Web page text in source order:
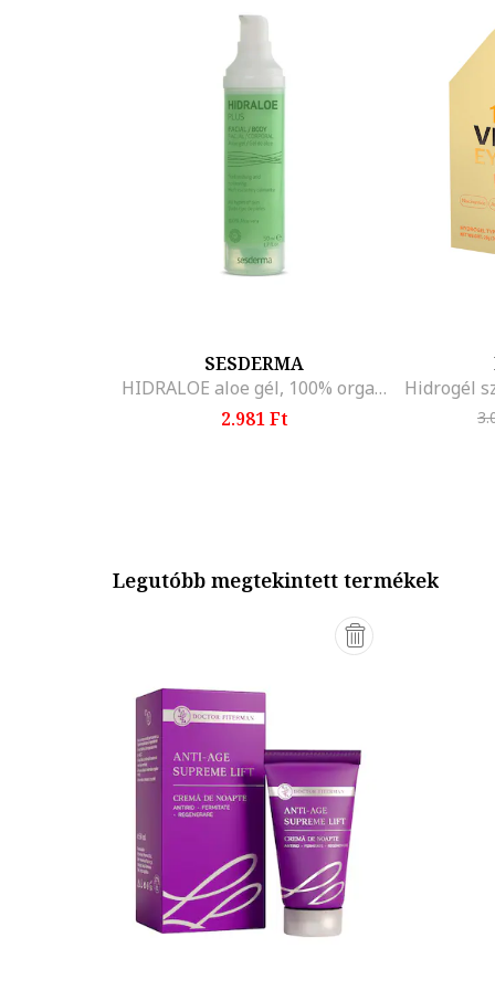
tökéletesen felszívódnak a bőrben, és pótolják az
Az olyan összetevők, mint a
,
bőrbe, hosszú ideig hidratálva és puhává téve azt.
Ingredinte precumesterii de Jojoba
confera
hidratata si catifelata pentru un timp indelungat.
SESDERMA
HIDRALOE aloe gél, 100% organikus Aloe Vera, gyorsan hidratál, nem hagy maradványokat, nyugtatja a leégést és az irritációt, 50 ml
2.981 Ft
Legutóbb megtekintett termékek